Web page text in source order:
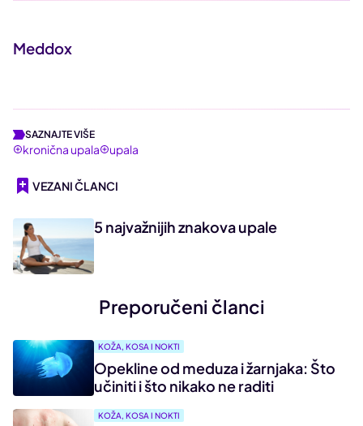
Meddox
SAZNAJTE VIŠE
kronična upala upala
VEZANI ČLANCI
5 najvažnijih znakova upale
Preporučeni članci
KOŽA, KOSA I NOKTI
Opekline od meduza i žarnjaka: Što
učiniti i što nikako ne raditi
KOŽA, KOSA I NOKTI